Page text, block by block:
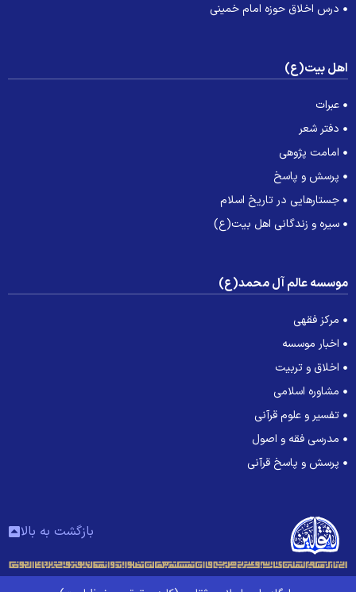
درس اخلاق حوزه امام خمینی
بیت(ع)
عبرات
دفتر شعر
امامت پژوهی
پرسش و پاسخ
جستارهایی در تاریخ اسلام
سیره و زندگانی اهل بیت(ع)
عالم آل محمد(ع)
مرکز فقهی
اخبار موسسه
اخلاق و تربیت
مشاوره اسلامی
تفسیر و علوم قرآنی
مدرسی فقه و اصول
پرسش و پاسخ قرآنی
بازگشت به بالا